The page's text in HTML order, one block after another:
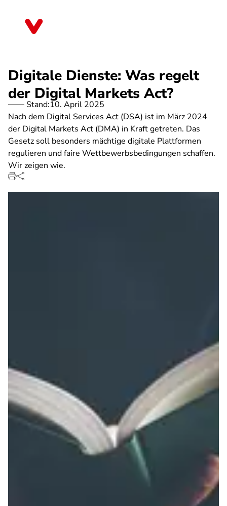
Digitale Dienste: Was regelt
der Digital Markets Act?
Stand:10. April 2025
Nach dem Digital Services Act (DSA) ist im März 2024
der Digital Markets Act (DMA) in Kraft getreten. Das
Gesetz soll besonders mächtige digitale Plattformen
regulieren und faire Wettbewerbsbedingungen schaffen.
Wir zeigen wie.